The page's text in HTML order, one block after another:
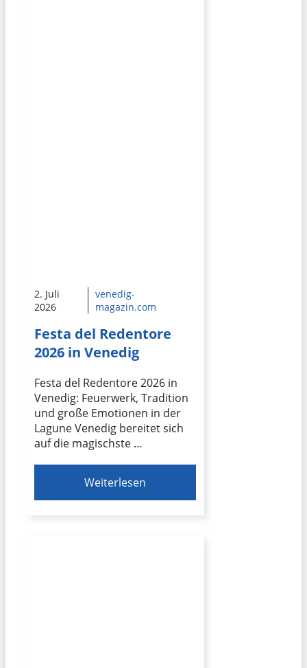
2. Juli
2026
venedig-
magazin.com
Festa del Redentore
2026 in Venedig
Festa del Redentore 2026 in
Venedig: Feuerwerk, Tradition
und große Emotionen in der
Lagune Venedig bereitet sich
auf die magischste …
Weiterlesen